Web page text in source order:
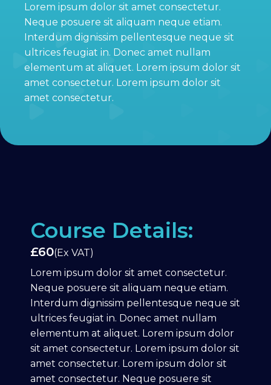
Lorem ipsum dolor sit amet consectetur.
Neque posuere sit aliquam neque etiam.
Interdum dignissim pellentesque neque sit
ultrices feugiat in. Donec amet nullam
elementum at aliquet. Lorem ipsum dolor sit
amet consectetur. Lorem ipsum dolor sit
amet consectetur.
Course Details:
£60(Ex VAT)
Lorem ipsum dolor sit amet consectetur.
Neque posuere sit aliquam neque etiam.
Interdum dignissim pellentesque neque sit
ultrices feugiat in. Donec amet nullam
elementum at aliquet. Lorem ipsum dolor
sit amet consectetur. Lorem ipsum dolor sit
amet consectetur. Lorem ipsum dolor sit
amet consectetur. Neque posuere sit